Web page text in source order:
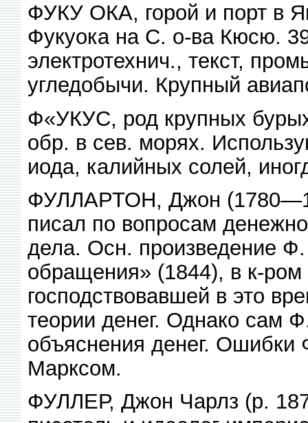
ФУКУ ОКА, горой и порт в
Фукуока на С. о-ва Кюсю.
электротехнич., текст,
угледобычи. Крупный
Ф«УКУС, род крупных
обр. в сев. морях.
иода, калийных солей,
ФУЛЛАРТОН, Джон
писал по вопросам
дела. Осн. произведение
обращения» (1844), в к-
господствовавшей в это
теории денег. Однако сам
объяснения денег. Ошибки
Марксом.
ФУЛЛЕР, Джон Чарлз (р.